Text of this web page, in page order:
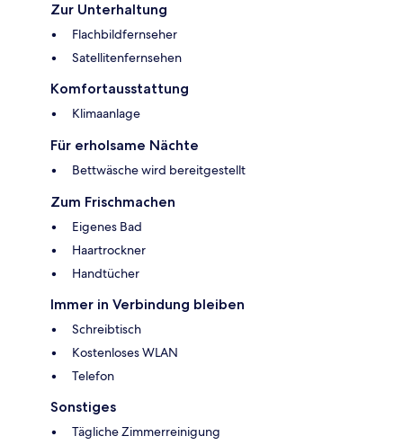
Zur Unterhaltung
Flachbildfernseher
Satellitenfernsehen
Komfortausstattung
Klimaanlage
Für erholsame Nächte
Bettwäsche wird bereitgestellt
Zum Frischmachen
Eigenes Bad
Haartrockner
Handtücher
Immer in Verbindung bleiben
Schreibtisch
Kostenloses WLAN
Telefon
Sonstiges
Tägliche Zimmerreinigung